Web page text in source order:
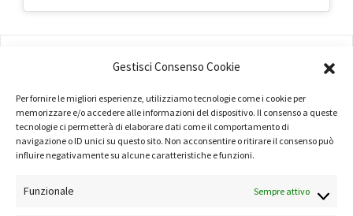
Gestisci Consenso Cookie
Per fornire le migliori esperienze, utilizziamo tecnologie come i cookie per
memorizzare e/o accedere alle informazioni del dispositivo. Il consenso a queste
tecnologie ci permetterà di elaborare dati come il comportamento di
navigazione o ID unici su questo sito. Non acconsentire o ritirare il consenso può
influire negativamente su alcune caratteristiche e funzioni.
Funzionale Sempre attivo
TERMINI E CONDIZIONI
PRIVACY POLICY